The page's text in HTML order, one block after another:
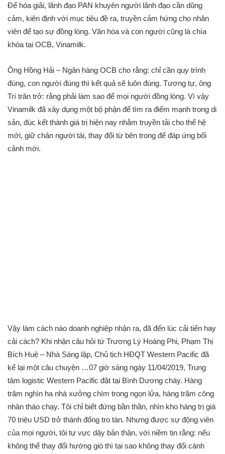
Để hóa giải, lãnh đạo PAN khuyên người lãnh đạo cần dũng
cảm, kiên định với mục tiêu đề ra, truyền cảm hứng cho nhân
viên để tạo sự đồng lòng. Văn hóa và con người cũng là chìa
khóa tại OCB, Vinamilk.
Ông Hồng Hải – Ngân hàng OCB cho rằng: chỉ cần quy trình
đúng, con người đúng thì kết quả sẽ luôn đúng. Tương tự, ông
Trí trăn trở: rằng phải làm sao để mọi người đồng lòng. Vì vậy
Vinamilk đã xây dụng một bộ phận để tìm ra điểm mạnh trong di
sản, đúc kết thành giá trị hiện nay nhằm truyền tải cho thế hệ
mới, giữ chân người tài, thay đổi từ bên trong để đáp ứng bối
cảnh mới.
Vậy làm cách nào doanh nghiệp nhận ra, đã đến lúc cải tiến hay
cải cách? Khi nhận câu hỏi từ Trương Lý Hoàng Phi, Phạm Thị
Bích Huệ – Nhà Sáng lập, Chủ tịch HĐQT Western Pacific đã
kể lại một câu chuyện …07 giờ sáng ngày 11/04/2019, Trung
tâm logistic Western Pacific đặt tại Bình Dương cháy. Hàng
trăm nghìn ha nhà xưởng chìm trong ngọn lửa, hàng trăm công
nhân tháo chạy. Tôi chỉ biết đứng bần thần, nhìn kho hàng trị giá
70 triệu USD trở thành đống tro tàn. Nhưng được sự động viên
của mọi người, tôi tự vực dậy bản thân, với niềm tin rằng: nếu
không thể thay đổi hướng gió thì tại sao không thay đổi cánh